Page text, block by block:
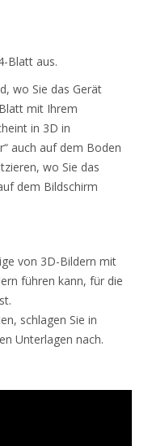
Blatt aus.
wo Sie das Gerät
mit Ihrem
in 3D in
auch auf dem Boden
wo Sie das
dem Bildschirm
von 3D-Bildern mit
führen kann, für die
schlagen Sie in
Unterlagen nach.